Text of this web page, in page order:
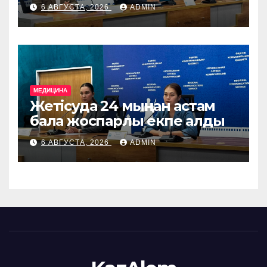
6 АВГУСТА, 2026 ADMIN
МЕДИЦИНА
Жетісуда 24 мыңнан астам
бала жоспарлы екпе алды
6 АВГУСТА, 2026 ADMIN